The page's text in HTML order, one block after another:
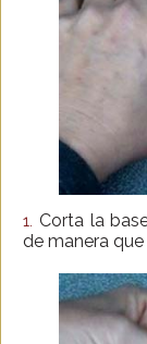
1.
Corta la
de manera